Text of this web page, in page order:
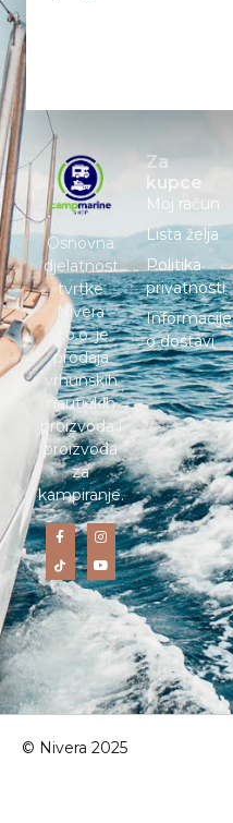
Osnovna
djelatnost
tvrtke
Nivera
d.o.o. je
prodaja
vrhunskih
nautičkih
proizvoda i
proizvoda
za
kampiranje.
Za
kupce
Moj račun
Lista želja
Politika
privatnosti
Informacije
o dostavi
© Nivera 2025